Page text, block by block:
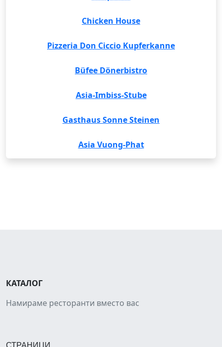
Chicken House
Pizzeria Don Ciccio Kupferkanne
Büfee Dönerbistro
Asia-Imbiss-Stube
Gasthaus Sonne Steinen
Asia Vuong-Phat
КАТАЛОГ
Намираме ресторанти вместо вас
СТРАНИЦИ